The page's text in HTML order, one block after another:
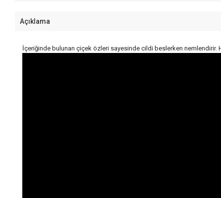
Açıklama
İçeriğinde bulunan çiçek özleri sayesinde cildi beslerken nemlendirir.